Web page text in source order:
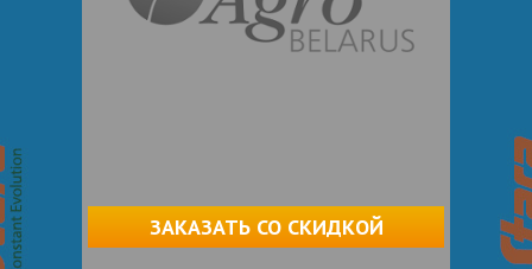
ЗАКАЗАТЬ СО СКИДКОЙ